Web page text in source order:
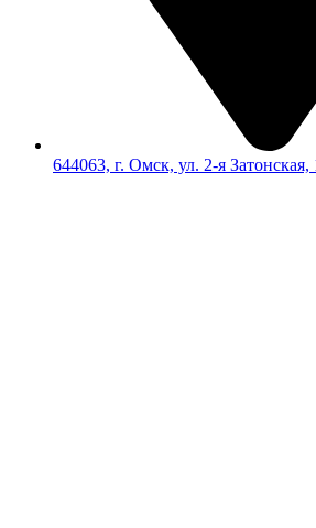
644063, г. Омск, ул. 2-я Затонская,